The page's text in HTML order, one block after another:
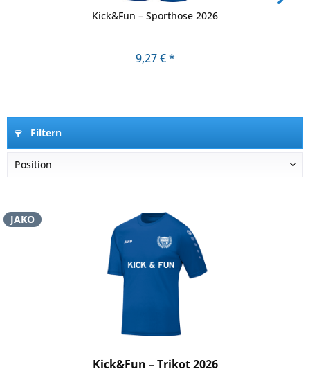
Kick&Fun – Sporthose 2026
9,27 € *
Filtern
JAKO
Kick&Fun – Trikot 2026